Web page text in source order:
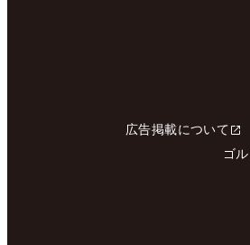
広告掲載について
ゴ